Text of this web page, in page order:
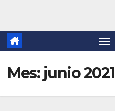
Mes: junio 2021